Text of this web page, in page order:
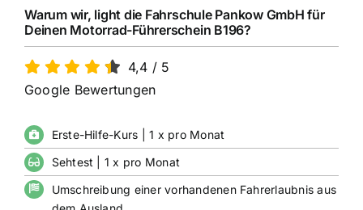
Warum wir, light die Fahrschule Pankow GmbH für
Deinen Motorrad-Führerschein B196?
4,4 / 5
Google Bewertungen
Erste-Hilfe-Kurs | 1 x pro Monat
Sehtest | 1 x pro Monat
Umschreibung einer vorhandenen Fahrerlaubnis aus